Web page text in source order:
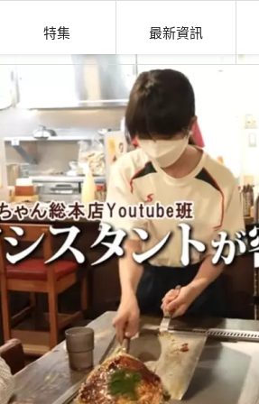
特集 最新資訊